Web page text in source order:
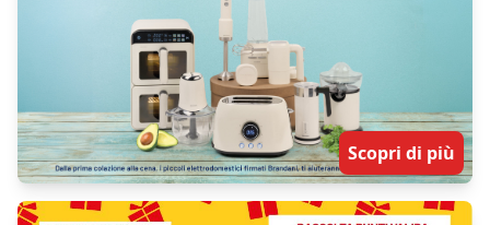
Scopri di più